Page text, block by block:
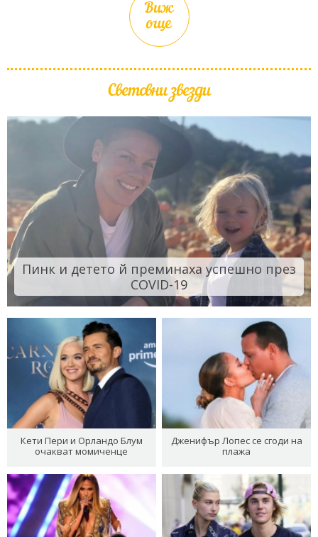
Виж
още
Световни звезди
Пинк и детето й преминаха успешно през
COVID-19
Кети Пери и Орландо Блум
очакват момиченце
Дженифър Лопес се сгоди на
плажа